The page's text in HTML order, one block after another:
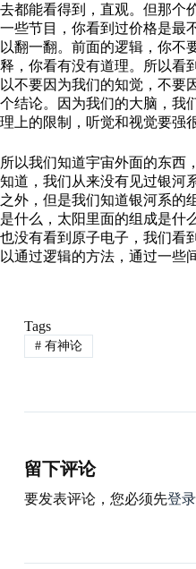
去都能看得到，直观。但那个
一些节目，你看到过价格是最
以翻一翻。前面的逻辑，你不
释，你看有没有道理。所以看
以不要因为我们的知觉，不要
个结论。因为我们的大脑，我
理上的限制，听觉和视觉要强
所以我们知道宇宙外面的东西
知道，我们从来没有见过银河
之外，但是我们知道银河系的
是什么，太阳里面的组成是什
也没有看到原子电子，我们看
以通过逻辑的方法，通过一些
Tags
#有神论
留下评论
要发表评论，您必须先登录